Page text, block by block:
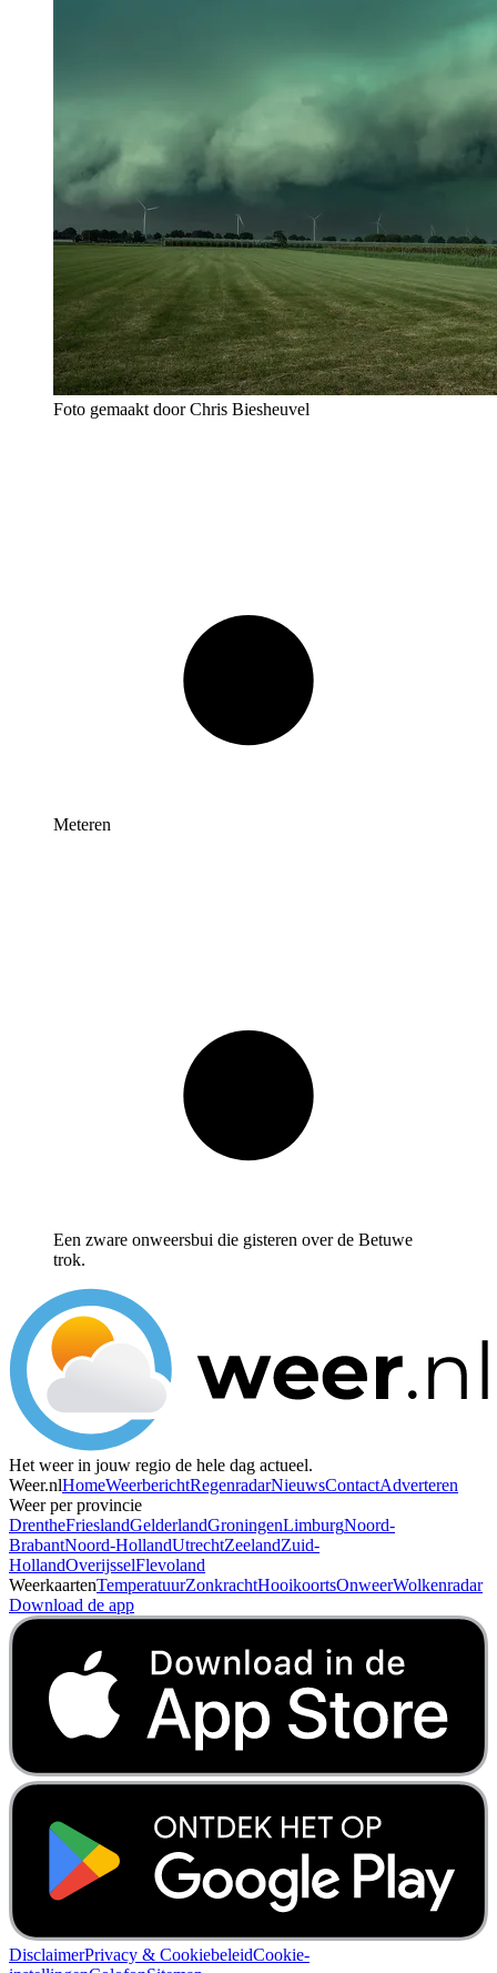
Foto gemaakt door Chris Biesheuvel
Meteren
Een zware onweersbui die gisteren over de Betuwe
trok.
Het weer in jouw regio de hele dag actueel.
Weer.nlHomeWeerberichtRegenradarNieuwsContactAdverteren
Weer per provincie
DrentheFrieslandGelderlandGroningenLimburgNoord-
BrabantNoord-HollandUtrechtZeelandZuid-
HollandOverijsselFlevoland
WeerkaartenTemperatuurZonkrachtHooikoortsOnweerWolkenradar
Download de app
DisclaimerPrivacy & CookiebeleidCookie-